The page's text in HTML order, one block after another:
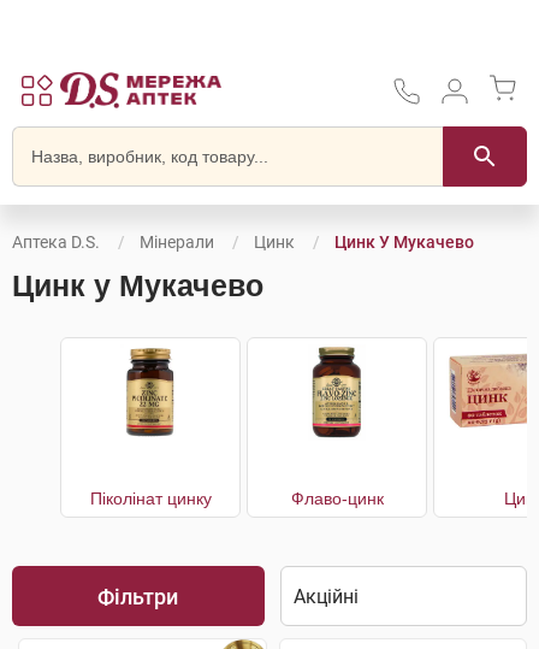
Аптека D.S. Мінерали Цинк Цинк У Мукачево
Цинк у Мукачево
Піколінат цинку Флаво-цинк
Фільтри